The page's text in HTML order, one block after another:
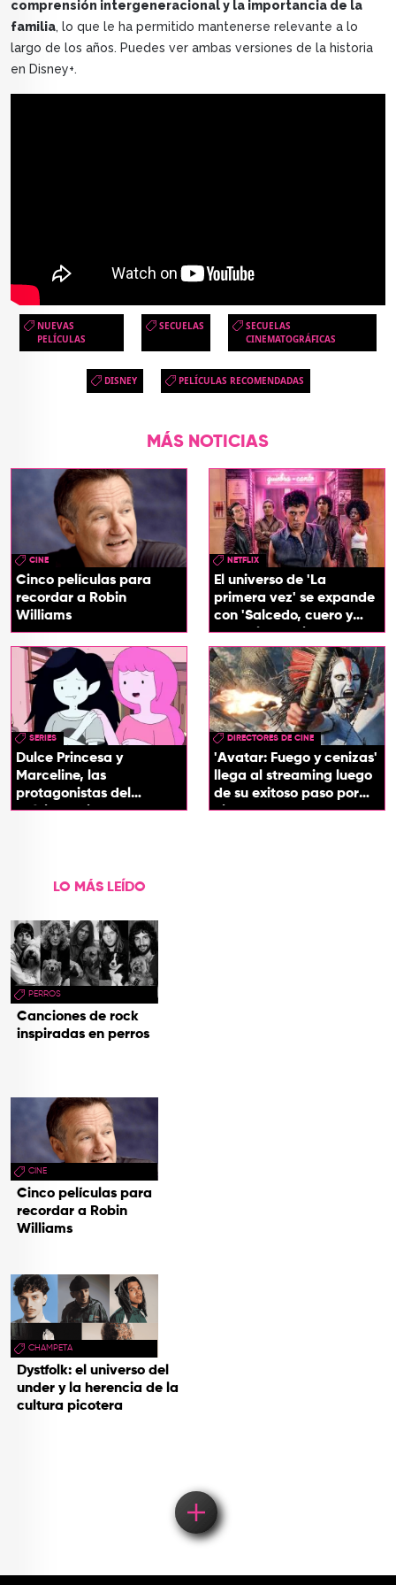
comprensión intergeneracional y la importancia de la
familia, lo que le ha permitido mantenerse relevante a lo
largo de los años. Puedes ver ambas versiones de la historia
en Disney+.
NUEVAS
PELÍCULAS
SECUELAS
SECUELAS
CINEMATOGRÁFICAS
DISNEY PELÍCULAS RECOMENDADAS
MÁS NOTICIAS
CINE
Cinco películas para
recordar a Robin
Williams
NETFLIX
El universo de 'La
primera vez' se expande
con 'Salcedo, cuero y
boogaloo', spin off
SERIES
Dulce Princesa y
Marceline, las
protagonistas del
próximo spin-off de 'Hora
DIRECTORES DE CINE
'Avatar: Fuego y cenizas'
llega al streaming luego
de su exitoso paso por
cines
LO MÁS LEÍDO
PERROS
Canciones de rock
inspiradas en perros
CINE
Cinco películas para
recordar a Robin
Williams
CHAMPETA
Dystfolk: el universo del
under y la herencia de la
cultura picotera